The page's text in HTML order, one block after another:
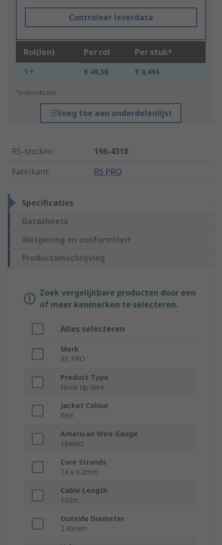
Controleer leverdata
Rol(len) Per rol Per stuk*
1 + € 49,38 € 0,494
*prijsindicatie
Voeg toe aan onderdelenlijst
RS-stocknr.:
196-4318
Fabrikant: RS PRO
Specificaties
Datasheets
Wetgeving en conformiteit
Productomschrijving
Zoek vergelijkbare producten door een
of meer kenmerken te selecteren.
Alles selecteren
Merk
RS PRO
Product Type
Hook Up Wire
Jacket Colour
Red
American Wire Gauge
18AWG
Core Strands
24 x 0.2mm
Cable Length
100m
Outside Diameter
2.45mm